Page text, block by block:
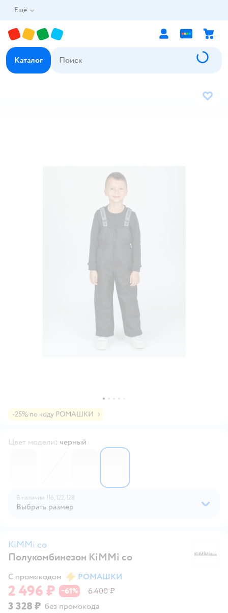
Ещё
Каталог
В
-25% по коду РОМАШКИ
Цвет модели: черный
62238296223827
В наличии 116, 122, 128
Выбрать размер
KiMMi co
Полукомбинезон KiMMi co
С промокодом
РОМАШКИ
2 496 ₽ −61% 6 400 ₽
3 328 ₽ без промокода